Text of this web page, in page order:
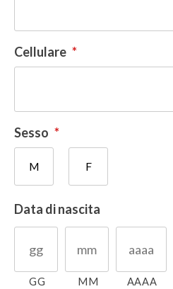
Cellulare *
Sesso *
M F
Data di nascita
GG MM AAAA